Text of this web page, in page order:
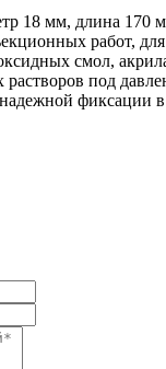
18 мм, длина 170
работ,
смол,
под
фиксации в